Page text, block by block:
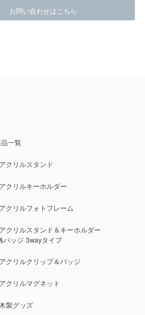
お問い合わせはこちら
一覧
アクリルスタンド
アクリルキーホルダー
アクリルフォトフレーム
アクリルスタンド＆キーホルダー
バッジ 3wayタイプ
アクリルクリップ＆バッジ
アクリルマグネット
木製グッズ